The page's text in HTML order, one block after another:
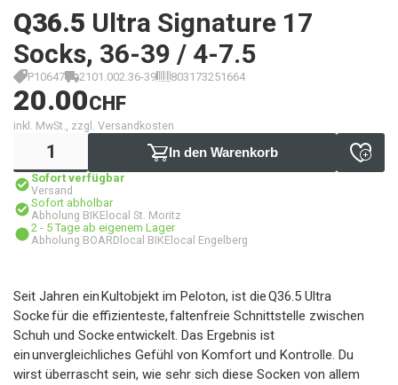
Q36.5 Ultra Signature 17
Socks, 36-39 / 4-7.5
P10647 2101.002.36-39 803173251664
20.00CHF
inkl. MwSt., zzgl. Versandkosten
In den Warenkorb
Sofort verfügbar
Versand
Sofort abholbar
Abholung BIKElocal St. Moritz
2 - 5 Tage ab eigenem Lager
Abholung BOARDlocal BIKElocal Engelberg
Seit Jahren ein Kultobjekt im Peloton, ist die Q36.5 Ultra
Socke für die effizienteste, faltenfreie Schnittstelle zwischen
Schuh und Socke entwickelt. Das Ergebnis ist
ein unvergleichliches Gefühl von Komfort und Kontrolle. Du
wirst überrascht sein, wie sehr sich diese Socken von allem